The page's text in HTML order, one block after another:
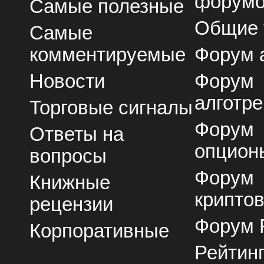
Самые полезные
Самые
комментируемые
Новости
Торговые сигналы
Ответы на
вопросы
Книжные
рецензии
Корпоративные
Общие
Форум
Форум
Форум
Форум
Форум